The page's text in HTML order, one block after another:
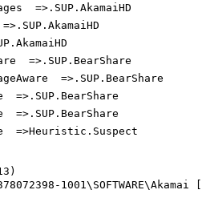
=>.SUP.AkamaiHD
=>.SUP.BearShare
=>.SUP.BearShare
=>.SUP.BearShare
=>.SUP.BearShare
=>Heuristic.Suspect